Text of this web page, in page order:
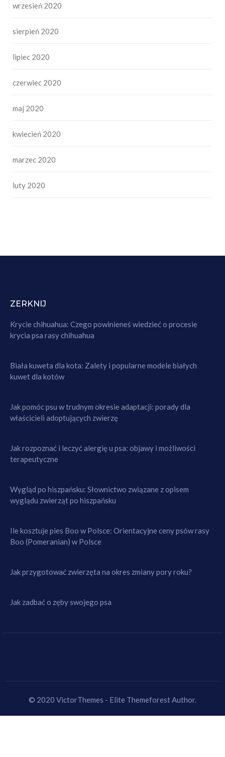
wrzesień 2020
sierpień 2020
lipiec 2020
czerwiec 2020
maj 2020
kwiecień 2020
marzec 2020
luty 2020
ZERKNIJ
Krycie chihuahua: Czego powinieneś wiedzieć o procesie
krycia psa rasy chihuahua
Biała kuweta dla kota: Zalety i popularne modele białych
kuwet dla kotów
Jak pomóc psu w trudnym okresie adaptacji: porady dla
właścicieli adoptujących zwierzę
Jak rozpoznać i leczyć alergię u psa: objawy i możliwości
terapeutyczne
Wygląd po hiszpańsku: Słownictwo związane z opisem
wyglądu zwierząt po hiszpańsku
Ile kosztuje pies Boo w Polsce: Orientacyjne ceny psów rasy
Boo (Pomeranian) w Polsce
Jak przygotować zwierzęta na okres zmiany pory roku?
Jak zadbać o zęby swojego psa
© 2020 VictorThemes - Elite Themeforest Author.